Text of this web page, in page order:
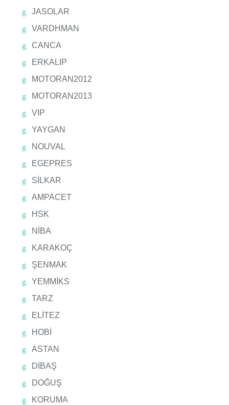
JASOLAR
VARDHMAN
CANCA
ERKALIP
MOTORAN2012
MOTORAN2013
VIP
YAYGAN
NOUVAL
EGEPRES
SİLKAR
AMPACET
HSK
NİBA
KARAKOÇ
ŞENMAK
YEMMİKS
TARZ
ELİTEZ
HOBİ
ASTAN
DİBAŞ
DOĞUŞ
KORUMA